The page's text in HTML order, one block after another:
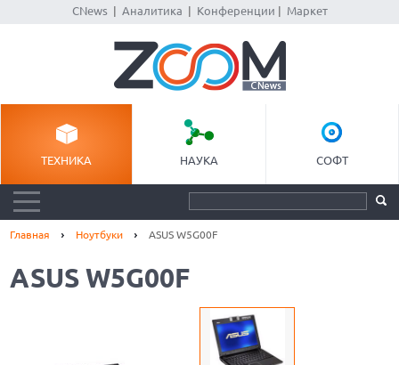
CNews| Аналитика Конференции Маркет
ТЕХНИКА НАУКА СОФТ
Главная Ноутбуки ASUS W5G00F
ASUS W5G00F